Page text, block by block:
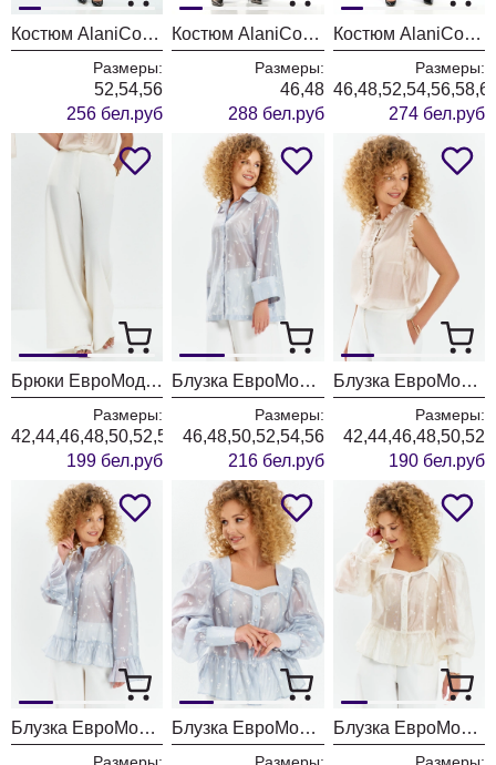
Костюм AlaniCollection 2582 черный + молоко
Размеры:
52,54,56
256 бел.руб
Костюм AlaniCollection 2581
Размеры:
46,48
288 бел.руб
Костюм AlaniCollection 2580 черный
Размеры:
274 бел.руб
Брюки ЕвроМода 765 молочный
Размеры:
42,44,46,48,50,52,54,56
199 бел.руб
Блузка ЕвроМода 762 голубой
Размеры:
46,48,50,52,54,56
216 бел.руб
Блузка ЕвроМода 754 золотисто-бежевый
Размеры:
42,44,46,48,50,52
190 бел.руб
Блузка ЕвроМода 745 дымчато-голубой Блузка ЕвроМода 759 дымчато-голубой Блузка ЕвроМода 759 молочный